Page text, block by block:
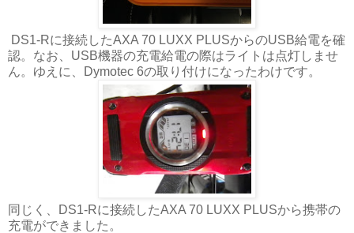
DS1-Rに接続したAXA 70 LUXX PLUSからのUSB給電を確
認。なお、USB機器の充電給電の際はライトは点灯しませ
ん。ゆえに、Dymotec 6の取り付けになったわけです。
同じく、DS1-Rに接続したAXA 70 LUXX PLUSから携帯の
充電ができました。